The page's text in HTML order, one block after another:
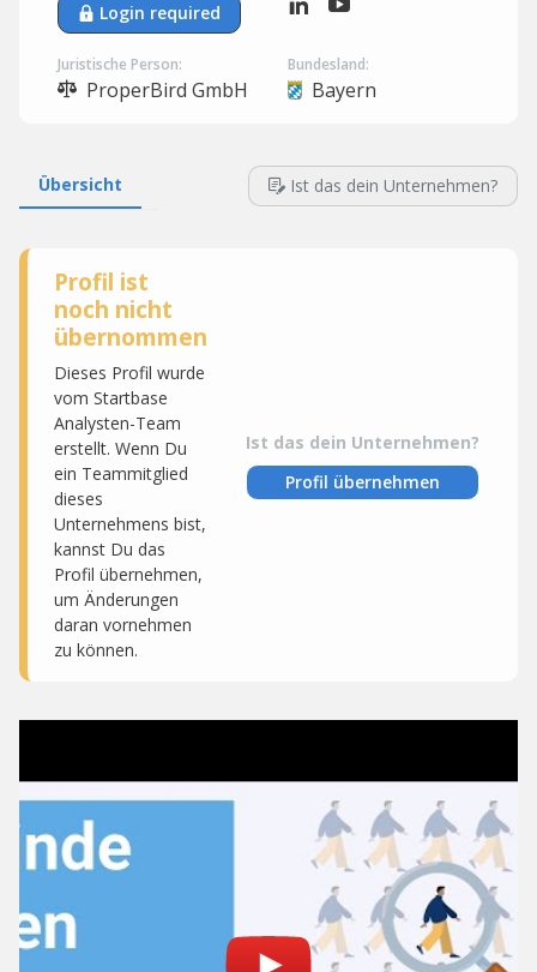
Login required
Juristische Person:
ProperBird GmbH
Bundesland:
Bayern
Übersicht Ist das dein Unternehmen?
Profil ist
noch nicht
übernommen
Dieses Profil wurde
vom Startbase
Analysten-Team
erstellt. Wenn Du
ein Teammitglied
dieses
Unternehmens bist,
kannst Du das
Profil übernehmen,
um Änderungen
daran vornehmen
zu können.
Ist das dein Unternehmen?
Profil übernehmen